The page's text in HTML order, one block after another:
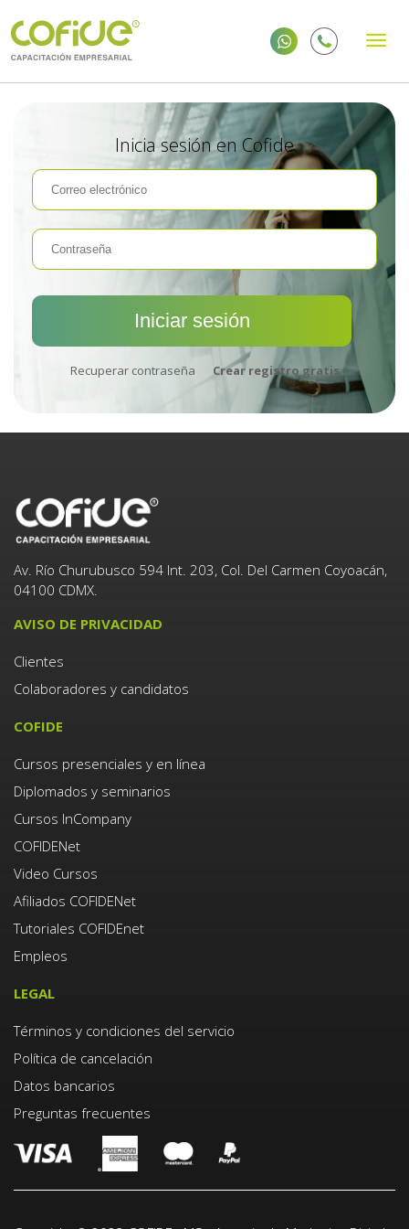
Inicia sesión en Cofide
Recuperar contraseña Crear registro gratis
Av. Río Churubusco 594 Int. 203, Col. Del Carmen Coyoacán,
04100 CDMX.
AVISO DE PRIVACIDAD
Clientes
Colaboradores y candidatos
COFIDE
Cursos presenciales y en línea
Diplomados y seminarios
Cursos InCompany
COFIDENet
Video Cursos
Afiliados COFIDENet
Tutoriales COFIDEnet
Empleos
LEGAL
Términos y condiciones del servicio
Política de cancelación
Datos bancarios
Preguntas frecuentes